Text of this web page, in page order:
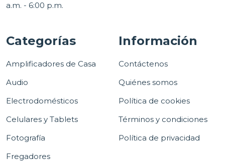
a.m. - 6:00 p.m.
Categorías
Amplificadores de Casa
Audio
Electrodomésticos
Celulares y Tablets
Fotografía
Fregadores
Información
Contáctenos
Quiénes somos
Política de cookies
Términos y condiciones
Política de privacidad